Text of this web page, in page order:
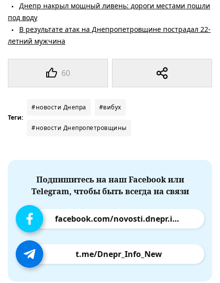
60
Днепр накрыл мощный ливень: дороги местами пошли
под воду
В результате атак на Днепропетровщине пострадал 22-
летний мужчина
Теги:
#новости Днепра #вибух
#новости Днепропетровщины
Подпишитесь на наш Facebook или
Telegram, чтобы быть всегда на связи
facebook.com/novosti.dnepr.info
t.me/Dnepr_Info_New